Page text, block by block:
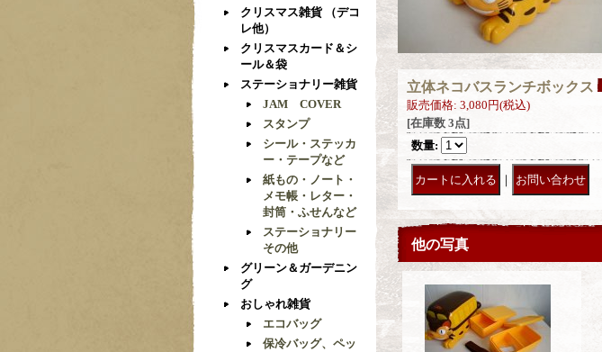
クリスマス雑貨 （デコ
レ他）
クリスマスカード＆シ
ール＆袋
ステーショナリー雑貨
JAM COVER
スタンプ
シール・ステッカ
ー・テープなど
紙もの・ノート・
メモ帳・レター・
封筒・ふせんなど
ステーショナリー
その他
グリーン＆ガーデニン
グ
おしゃれ雑貨
エコバッグ
保冷バッグ、ペッ
立体ネコバスランチボックス
販売価格: 3,080円(税込)
[在庫数 3点]
数量:
｜
他の写真